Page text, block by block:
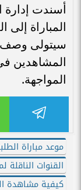
أسندت إدارة
المباراة
سيتولى وصف
المشاهدين
المواجهة.
موعد مباراة
القنوات الناقلة
كيفية مشاهدة